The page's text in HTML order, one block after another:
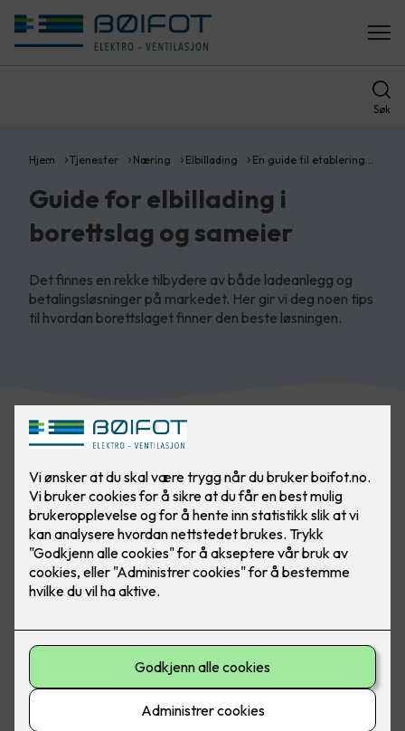
Søk
Hjem Tjenester Næring Elbillading En guide til etablering…
Guide for elbillading i
borettslag og sameier
Det finnes en rekke tilbydere av både ladeanlegg og
betalingsløsninger på markedet. Her gir vi deg noen tips
til hvordan borettslaget finner den beste løsningen.
Mange borettslag og sameier er i gang med å etablere
ladeanlegg for elbiler. Flere har til nå gitt beboere tillatelse til
å installere ladere til eget bruk, men etter hvert som stadig
flere kjører elbil, vil det være helt nødvendig å ha ett